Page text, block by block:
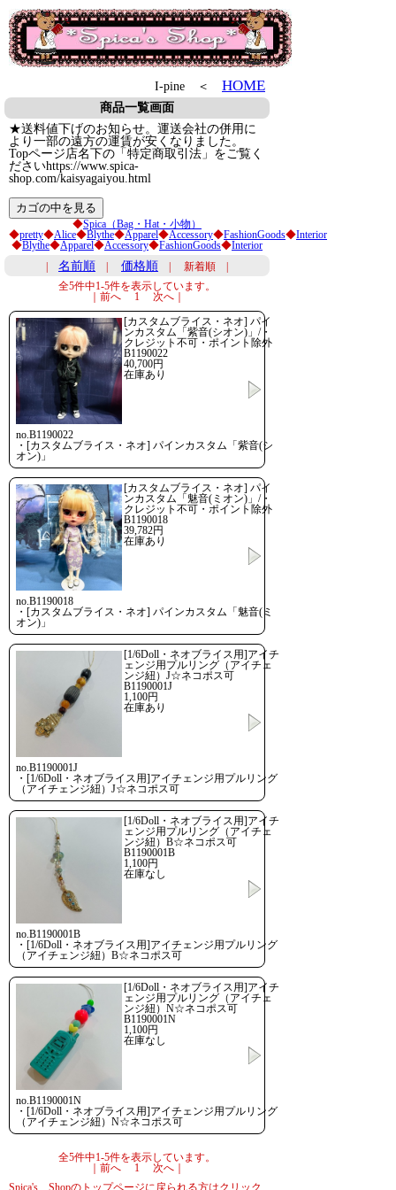
I-pine ＜ HOME
商品一覧画面
★送料値下げのお知らせ。運送会社の併用に
より一部の遠方の運賃が安くなりました。
Topページ店名下の「特定商取引法」をご覧く
ださいhttps://www.spica-
shop.com/kaisyagaiyou.html
◆Spica（Bag・Hat・小物）
◆pretty◆Alice◆Blythe◆Apparel◆Accessory◆FashionGoods◆Interior
◆Blythe◆Apparel◆Accessory◆FashionGoods◆Interior
| 名前順 | 価格順 | 新着順 |
全5件中1-5件を表示しています。
｜前へ 1 次へ｜
[カスタムブライス・ネオ] パイ
ンカスタム「紫音(シオン)」/・
クレジット不可・ポイント除外
B1190022
40,700円
在庫あり
no.B1190022
・[カスタムブライス・ネオ] パインカスタム「紫音(シ
オン)」
[カスタムブライス・ネオ] パイ
ンカスタム「魅音(ミオン)」/・
クレジット不可・ポイント除外
B1190018
39,782円
在庫あり
no.B1190018
・[カスタムブライス・ネオ] パインカスタム「魅音(ミ
オン)」
[1/6Doll・ネオブライス用]アイチ
ェンジ用プルリング（アイチェ
ンジ紐）J☆ネコポス可
B1190001J
1,100円
在庫あり
no.B1190001J
・[1/6Doll・ネオブライス用]アイチェンジ用プルリング
（アイチェンジ紐）J☆ネコポス可
[1/6Doll・ネオブライス用]アイチ
ェンジ用プルリング（アイチェ
ンジ紐）B☆ネコポス可
B1190001B
1,100円
在庫なし
no.B1190001B
・[1/6Doll・ネオブライス用]アイチェンジ用プルリング
（アイチェンジ紐）B☆ネコポス可
[1/6Doll・ネオブライス用]アイチ
ェンジ用プルリング（アイチェ
ンジ紐）N☆ネコポス可
B1190001N
1,100円
在庫なし
no.B1190001N
・[1/6Doll・ネオブライス用]アイチェンジ用プルリング
（アイチェンジ紐）N☆ネコポス可
全5件中1-5件を表示しています。
｜前へ 1 次へ｜
Spica's Shopのトップページに戻られる方はクリック